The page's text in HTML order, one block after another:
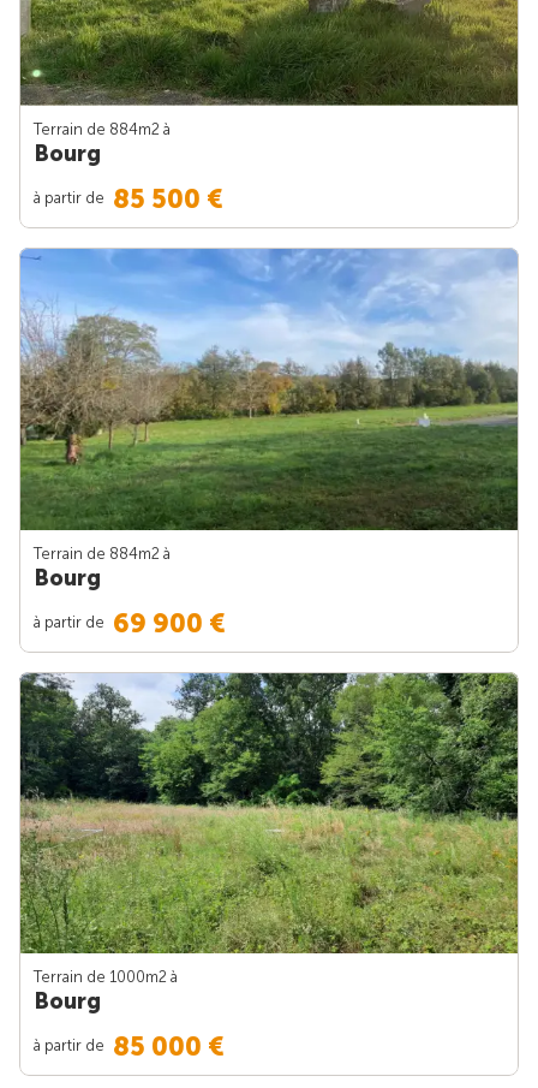
Terrain de 884m2 à
Bourg
à partir de 85 500 €
Terrain de 884m2 à
Bourg
à partir de 69 900 €
Terrain de 1000m2 à
Bourg
à partir de 85 000 €